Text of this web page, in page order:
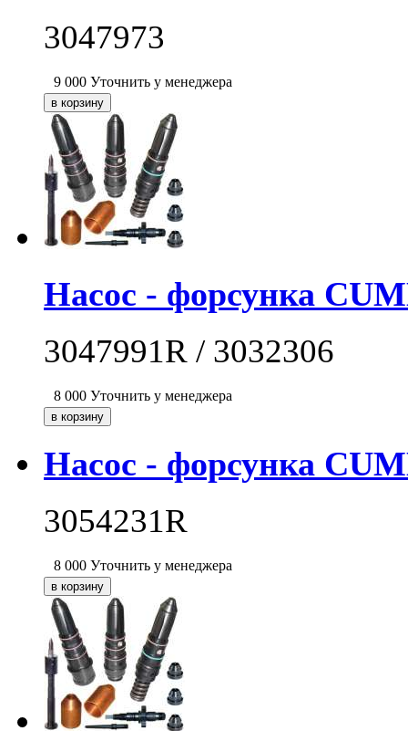
3047973
9 000 Уточнить у менеджера
Насос - форсунка
3047991R / 3032306
8 000 Уточнить у менеджера
Насос - форсунка
3054231R
8 000 Уточнить у менеджера